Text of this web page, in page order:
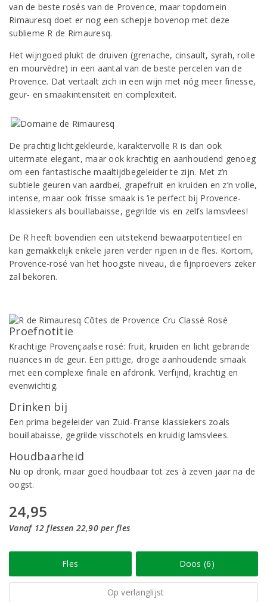
van de beste rosés van de Provence, maar topdomein
Rimauresq doet er nog een schepje bovenop met deze
sublieme R de Rimauresq.
Het wijngoed plukt de druiven (grenache, cinsault, syrah, rolle
en mourvèdre) in een aantal van de beste percelen van de
Provence. Dat vertaalt zich in een wijn met nóg meer finesse,
geur- en smaakintensiteit en complexiteit.
De prachtig lichtgekleurde, karaktervolle R is dan ook
uitermate elegant, maar ook krachtig en aanhoudend genoeg
om een fantastische maaltijdbegeleider te zijn. Met z’n
subtiele geuren van aardbei, grapefruit en kruiden en z’n volle,
intense, maar ook frisse smaak is ‘ie perfect bij Provence-
klassiekers als bouillabaisse, gegrilde vis en zelfs lamsvlees!
De R heeft bovendien een uitstekend bewaarpotentieel en
kan gemakkelijk enkele jaren verder rijpen in de fles. Kortom,
Provence-rosé van het hoogste niveau, die fijnproevers zeker
zal bekoren.
Proefnotitie
Krachtige Provençaalse rosé: fruit, kruiden en licht gebrande
nuances in de geur. Een pittige, droge aanhoudende smaak
met een complexe finale en afdronk. Verfijnd, krachtig en
evenwichtig.
Drinken bij
Een prima begeleider van Zuid-Franse klassiekers zoals
bouillabaisse, gegrilde visschotels en kruidig lamsvlees.
Houdbaarheid
Nu op dronk, maar goed houdbaar tot zes à zeven jaar na de
oogst.
24,95
Vanaf 12 flessen 22,90 per fles
Fles Doos (6)
Op verlanglijst